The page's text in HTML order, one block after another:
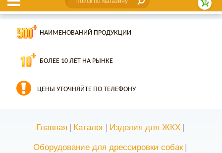
НАИМЕНОВАНИЙ ПРОДУКЦИИ
БОЛЕЕ 10 ЛЕТ НА РЫНКЕ
ЦЕНЫ УТОЧНЯЙТЕ ПО ТЕЛЕФОНУ
Главная | Каталог | Изделия для ЖКХ |
Оборудование для дрессировки собак |